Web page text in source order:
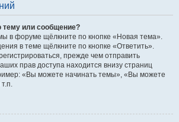
тему или сообщение?
в форуме щёлкните по кнопке «Новая тема».
в теме щёлкните по кнопке «Ответить».
прежде чем отправить
прав доступа находится внизу страниц
«Вы можете начинать темы», «Вы можете